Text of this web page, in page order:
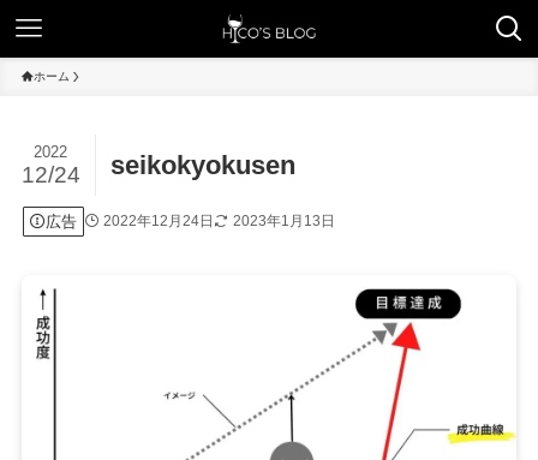
ホーム
seikokyokusen
2022
12/24
広告 2022年12月24日 2023年1月13日